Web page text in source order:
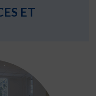
ET